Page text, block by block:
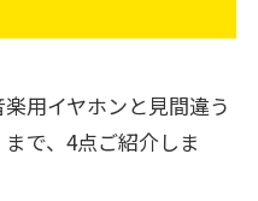
用イヤホンと見間違う
で、4点ご紹介しま